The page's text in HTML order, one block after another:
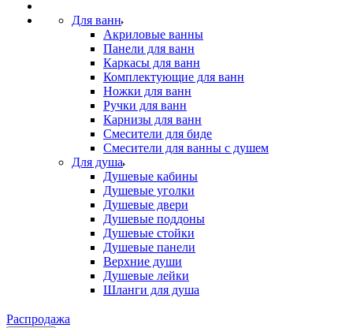
Для ванн
Акриловые ванны
Панели для ванн
Каркасы для ванн
Комплектующие для ванн
Ножки для ванн
Ручки для ванн
Карнизы для ванн
Смесители для биде
Смесители для ванны с душем
Для душа
Душевые кабины
Душевые уголки
Душевые двери
Душевые поддоны
Душевые стойки
Душевые панели
Верхние души
Душевые лейки
Шланги для душа
Распродажа